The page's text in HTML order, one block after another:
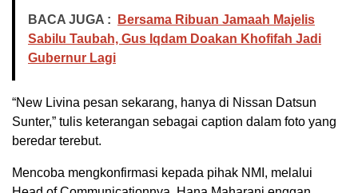
BACA JUGA :
Bersama Ribuan Jamaah Majelis
Sabilu Taubah, Gus Iqdam Doakan Khofifah Jadi
Gubernur Lagi
“New Livina pesan sekarang, hanya di Nissan Datsun
Sunter,” tulis keterangan sebagai caption dalam foto yang
beredar terebut.
Mencoba mengkonfirmasi kepada pihak NMI, melalui